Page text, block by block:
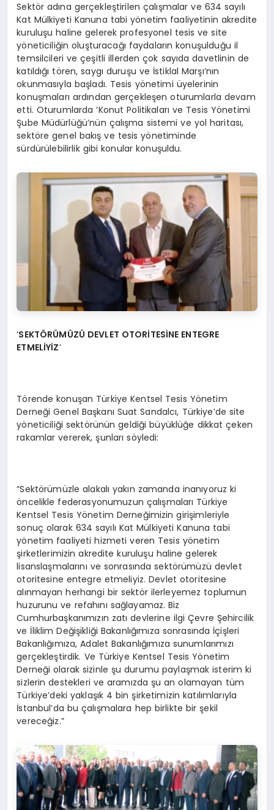
Sektör adına gerçekleştirilen çalışmalar ve 634 sayılı
Kat Mülkiyeti Kanuna tabi yönetim faaliyetinin akredite
kuruluşu haline gelerek profesyonel tesis ve site
yöneticiliğin oluşturacağı faydaların konuşulduğu il
temsilcileri ve çeşitli illerden çok sayıda davetlinin de
katıldığı tören, saygı duruşu ve İstiklal Marşı’nın
okunmasıyla başladı. Tesis yönetimi üyelerinin
konuşmaları ardından gerçekleşen oturumlarla devam
etti. Oturumlarda ‘Konut Politikaları ve Tesis Yönetimi
Şube Müdürlüğü’nün çalışma sistemi ve yol haritası,
sektöre genel bakış ve tesis yönetiminde
sürdürülebilirlik gibi konular konuşuldu.
‘SEKTÖRÜMÜZÜ DEVLET OTORİTESİNE ENTEGRE
ETMELİYİZ’
Törende konuşan Türkiye Kentsel Tesis Yönetim
Derneği Genel Başkanı Suat Sandalcı, Türkiye’de site
yöneticiliği sektörünün geldiği büyüklüğe dikkat çeken
rakamlar vererek, şunları söyledi:
“Sektörümüzle alakalı yakın zamanda inanıyoruz ki
öncelikle federasyonumuzun çalışmaları Türkiye
Kentsel Tesis Yönetim Derneğimizin girişimleriyle
sonuç olarak 634 sayılı Kat Mülkiyeti Kanuna tabi
yönetim faaliyeti hizmeti veren Tesis yönetim
şirketlerimizin akredite kuruluşu haline gelerek
lisanslaşmalarını ve sonrasında sektörümüzü devlet
otoritesine entegre etmeliyiz. Devlet otoritesine
alınmayan herhangi bir sektör ilerleyemez toplumun
huzurunu ve refahını sağlayamaz. Biz
Cumhurbaşkanımızın zatı devlerine ilgi Çevre Şehircilik
ve İliklim Değişikliği Bakanlığımıza sonrasında İçişleri
Bakanlığımıza, Adalet Bakanlığımıza sunumlarımızı
gerçekleştirdik. Ve Türkiye Kentsel Tesis Yönetim
Derneği olarak sizinle şu durumu paylaşmak isterim ki
sizlerin destekleri ve aramızda şu an olamayan tüm
Türkiye’deki yaklaşık 4 bin şirketimizin katılımlarıyla
İstanbul’da bu çalışmalara hep birlikte bir şekil
vereceğiz.”